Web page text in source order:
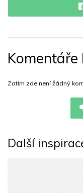
Komentáře
Zatím zde není žádný
Další